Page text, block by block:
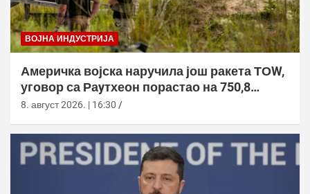
ВОЈНА ИНДУСТРИЈА
Америчка војска наручила још ракета ТОW,
уговор са Раyтхеон порастао на 750,8
милиона долара
8. август 2026. | 16:30